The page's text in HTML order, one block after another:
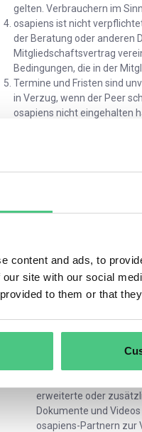
content and ads, to
site with our social
to them or that
gelten. Verbrauchern im
osapiens ist nicht
der Beratung oder anderen
Mitgliedschaftsvertrag
Bedingungen, die in der
Termine und Fristen sind
in Verzug, wenn der Peer
osapiens nicht eingehalten
Partnern und
Bezug auf ESG-
Teilnehmern keine
von kommerziellen
Wissensaustauschs,
gehören: (i)
posten,
Gruppen, Verbindung
gemäß Abschnitt 4.
Unterscheidung
verfügbaren
unterschiedliche
sich vernetzen und
erweiterte oder
Dokumente und
osapiens-Partnern zur